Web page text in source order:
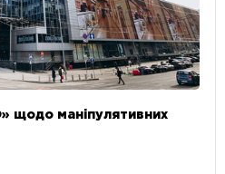
щодо маніпулятивних